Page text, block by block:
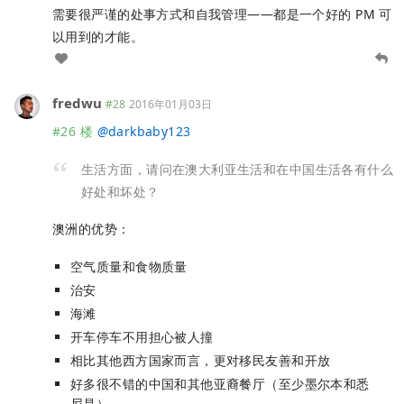
需要很严谨的处事方式和自我管理——都是一个好的 PM 可
以用到的才能。
fredwu #28 2016年01月03日
#26 楼 @darkbaby123
生活方面，请问在澳大利亚生活和在中国生活各有什么
好处和坏处？
澳洲的优势：
空气质量和食物质量
治安
海滩
开车停车不用担心被人撞
相比其他西方国家而言，更对移民友善和开放
好多很不错的中国和其他亚裔餐厅（至少墨尔本和悉